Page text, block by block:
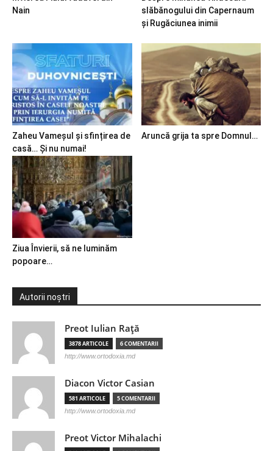
Nain
slăbănogului din Capernaum
și Rugăciunea inimii
Zaheu Vameșul și sfințirea de
casă… Și nu numai!
Aruncă grija ta spre Domnul…
Ziua Învierii, să ne luminăm
popoare…
Autorii noștri
Preot Iulian Raţă
3878 ARTICOLE 6 COMENTARII
http://www.ortodoxia.md
Diacon Victor Casian
581 ARTICOLE 5 COMENTARII
http://www.ortodoxia.md
Preot Victor Mihalachi